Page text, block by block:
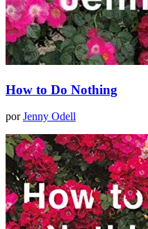
How to Do Nothing
porJenny Odell